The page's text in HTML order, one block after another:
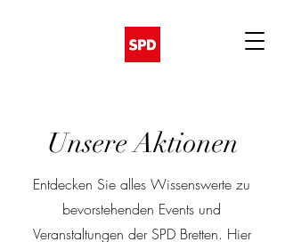
Unsere Aktionen
Entdecken Sie alles Wissenswerte zu
bevorstehenden Events und
Veranstaltungen der SPD Bretten. Hier